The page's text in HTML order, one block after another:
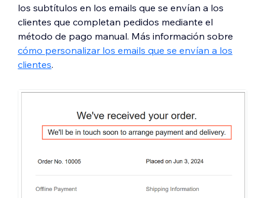
los subtítulos en los emails que se envían a los
clientes que completan pedidos mediante el
método de pago manual. Más información sobre
cómo personalizar los emails que se envían a los
clientes.